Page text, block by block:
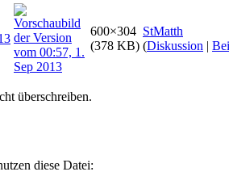
600×304
(378 KB)
StMatth
(Diskussion |
überschreiben.
diese Datei: